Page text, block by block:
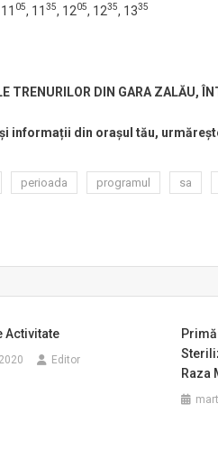
05, 11 35, 1205, 1235, 1335
TRENURILOR DIN GARA ZALĂU,
informații din orașul tău,
perioada programul sa
Activitate
Editor
Raza